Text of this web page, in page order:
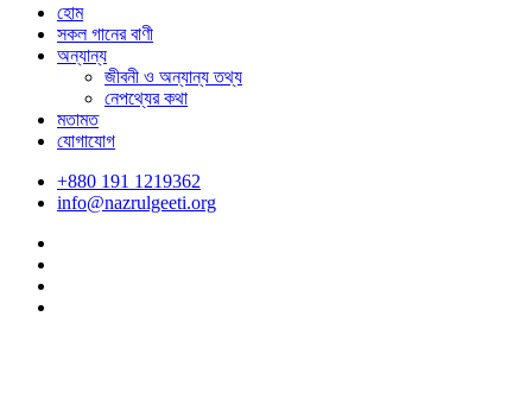
হোম
সকল গানের বাণী
অন্যান্য
জীবনী ও অন্যান্য তথ্য
নেপথ্যের কথা
মতামত
যোগাযোগ
+880 191 1219362
info@nazrulgeeti.org